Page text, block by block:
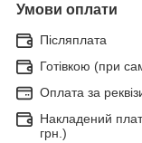
Умови оплати
Післяплата
Готівкою (при
Оплата за
Накладений
грн.)